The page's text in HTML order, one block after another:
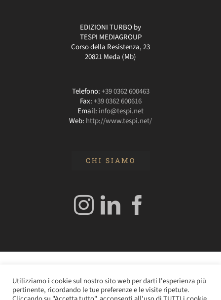
EDIZIONI TURBO by
TESPI MEDIAGROUP
Corso della Resistenza, 23
20821 Meda (Mb)
Telefono:+39 0362 600463
Fax:+39 0362 600616
Email: info@tespi.net
Web: http://www.tespi.net/
CHI SIAMO
Angelo Frigerio -Cookie Policy–Privacy Policy- P.IVA
0362610964
Utilizziamo i cookie sul nostro sito web per darti l'esperienza più
pertinente, ricordando le tue preferenze e le visite ripetute.